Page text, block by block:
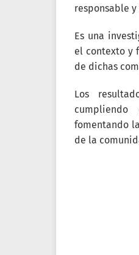
responsable
Es una
el contexto y
de dichas
Los
fomentando
de la